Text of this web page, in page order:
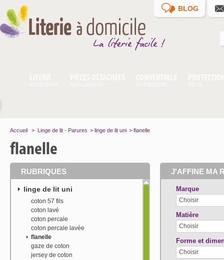
BLOG
Accueil > Linge de lit - Parures > linge de lit uni > flanelle
flanelle
RUBRIQUES
linge de lit uni
coton 57 fils
coton lavé
coton percale
coton percale lavée
flanelle
gaze de coton
jersey de coton
J'AFFINE MA
Marque
Choisir
Matière
Choisir
Forme et
Choisir